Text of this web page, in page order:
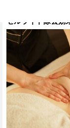
【満足度94％】
セルライト除去効